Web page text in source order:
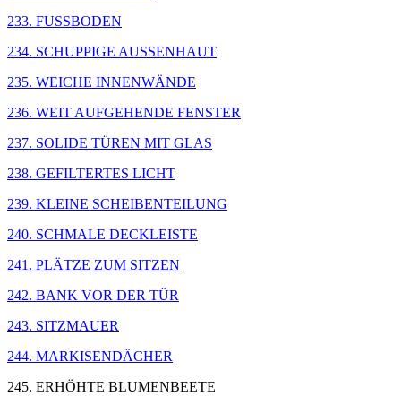
233. FUSSBODEN
234. SCHUPPIGE AUSSENHAUT
235. WEICHE INNENWÄNDE
236. WEIT AUFGEHENDE FENSTER
237. SOLIDE TÜREN MIT GLAS
238. GEFILTERTES LICHT
239. KLEINE SCHEIBENTEILUNG
240. SCHMALE DECKLEISTE
241. PLÄTZE ZUM SITZEN
242. BANK VOR DER TÜR
243. SITZMAUER
244. MARKISENDÄCHER
245. ERHÖHTE BLUMENBEETE